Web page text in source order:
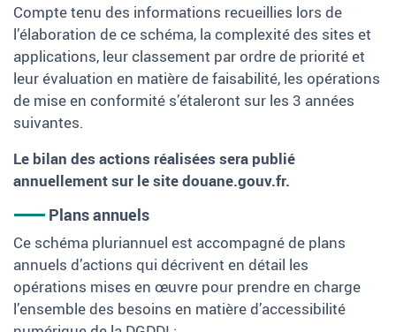
Compte tenu des informations recueillies lors de
l’élaboration de ce schéma, la complexité des sites et
applications, leur classement par ordre de priorité et
leur évaluation en matière de faisabilité, les opérations
de mise en conformité s’étaleront sur les 3 années
suivantes.
Le bilan des actions réalisées sera publié
annuellement sur le site douane.gouv.fr.
Plans annuels
Ce schéma pluriannuel est accompagné de plans
annuels d’actions qui décrivent en détail les
opérations mises en œuvre pour prendre en charge
l’ensemble des besoins en matière d’accessibilité